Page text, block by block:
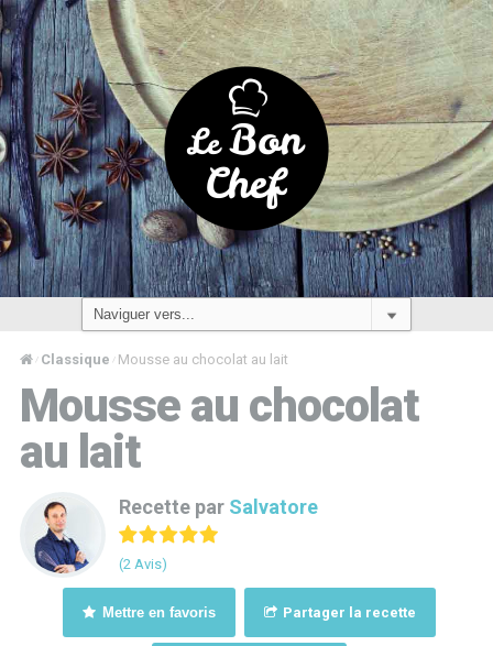
/ Classique / Mousse au chocolat au lait
Mousse au chocolat
au lait
Recette par Salvatore
(2 Avis)
Mettre en favoris Partager la recette